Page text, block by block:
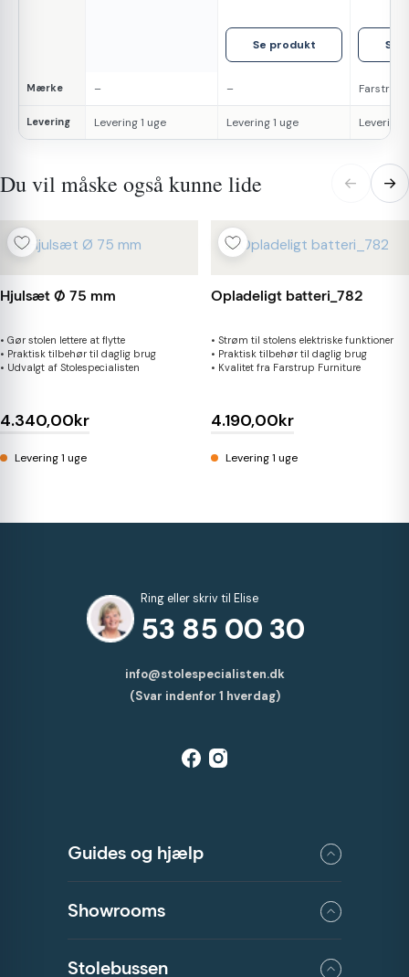
Se produkt Se
Mærke – – Farstrup
Levering Levering 1 uge Levering 1 uge Levering
Du vil måske også kunne lide ← →
Hjulsæt Ø 75 mm
• Gør stolen lettere at flytte
• Praktisk tilbehør til daglig brug
• Udvalgt af Stolespecialisten
4.340,00kr
Levering 1 uge
Opladeligt batteri_782
• Strøm til stolens elektriske funktioner
• Praktisk tilbehør til daglig brug
• Kvalitet fra Farstrup Furniture
4.190,00kr
Levering 1 uge
Ring eller skriv til Elise
53 85 00 30
info@stolespecialisten.dk
(Svar indenfor 1 hverdag)
Guides og hjælp
Showrooms
Stolebussen